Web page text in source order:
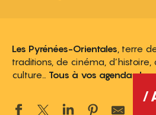
Les Pyrénées-Orientales , terre
traditions, de cinéma,
culture… Tous à vos agendas !